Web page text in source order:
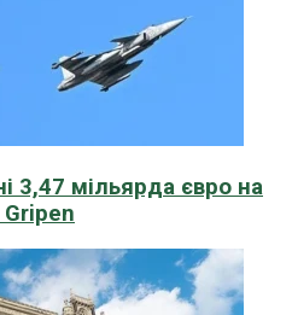
3,47 мільярда євро на